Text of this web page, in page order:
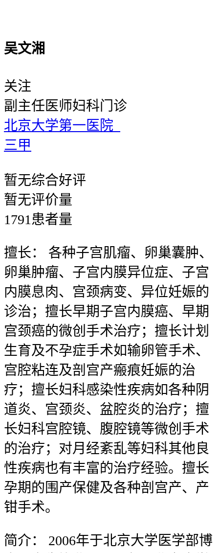
吴文湘
关注
副主任医师妇科门诊
北京大学第一医院
三甲
暂无综合好评
暂无评价量
1791患者量
擅长：
各种子宫肌瘤、卵巢囊肿、
卵巢肿瘤、子宫内膜异位症、子宫
内膜息肉、宫颈病变、异位妊娠的
诊治；擅长早期子宫内膜癌、早期
宫颈癌的微创手术治疗；擅长计划
生育及不孕症手术如输卵管手术、
宫腔粘连及剖宫产瘢痕妊娠的治
疗；擅长妇科感染性疾病如各种阴
道炎、宫颈炎、盆腔炎的治疗；擅
长妇科宫腔镜、腹腔镜等微创手术
的治疗；对月经紊乱等妇科其他良
性疾病也有丰富的治疗经验。擅长
孕期的围产保健及各种剖宫产、产
钳手术。
简介：
2006年于北京大学医学部博